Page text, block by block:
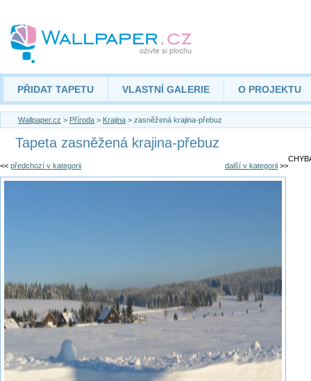
PŘIDAT TAPETU VLASTNÍ GALERIE O PROJEKTU
Wallpaper.cz > Příroda > Krajina > zasněžená krajina-přebuz
Tapeta zasněžená krajina-přebuz
<< předchozí v kategorii další v kategorii >>